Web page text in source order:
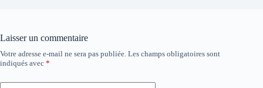
Laisser un commentaire
Votre adresse e-mail ne sera pas publiée. Les champs obligatoires sont
indiqués avec *
A
l